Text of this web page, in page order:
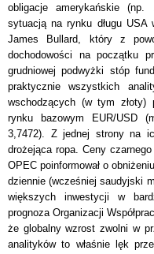
obligacje amerykańskie (np.
sytuacją na rynku długu USA
James Bullard, który z
dochodowości na początku
grudniowej podwyżki stóp
praktycznie wszystkich
wschodzących (w tym złoty)
rynku bazowym EUR/USD
3,7472). Z jednej strony na
drożejąca ropa. Ceny
OPEC poinformował o
dziennie (wcześniej saudyjski
większych inwestycji w
prognoza Organizacji
że globalny wzrost zwolni w
analityków to właśnie lęk